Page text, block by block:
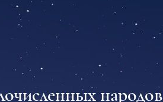
народов